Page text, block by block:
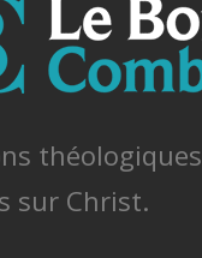
théologiques
sur Christ.